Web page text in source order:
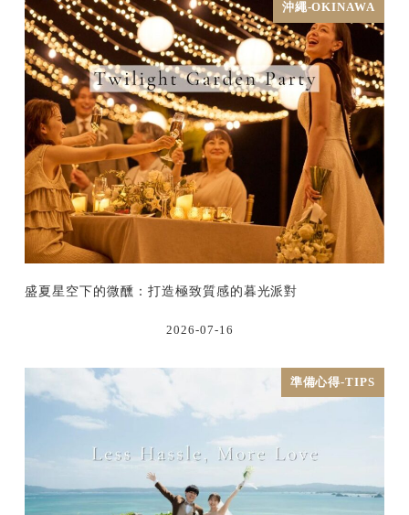
沖繩-OKINAWA
盛夏星空下的微醺：打造極致質感的暮光派對
2026-07-16
準備心得-TIPS